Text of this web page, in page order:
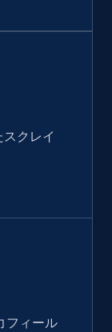
クレイ
フィール